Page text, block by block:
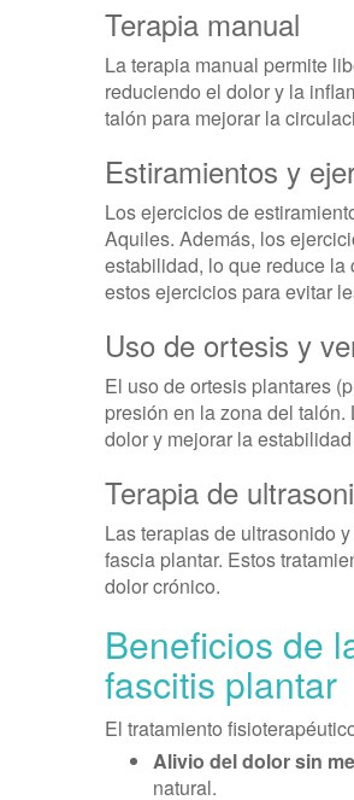
Terapia manual
La terapia manual permite
reduciendo el dolor y la
talón para mejorar la
Estiramientos y
Los ejercicios de
Aquiles. Además, los
estabilidad, lo que reduce
estos ejercicios para evitar
Uso de ortesis y
El uso de ortesis plantares
presión en la zona del
dolor y mejorar la
Terapia de
Las terapias de ultrasonido
fascia plantar. Estos
dolor crónico.
Beneficios de
fascitis plantar
El tratamiento
Alivio del dolor sin
natural.